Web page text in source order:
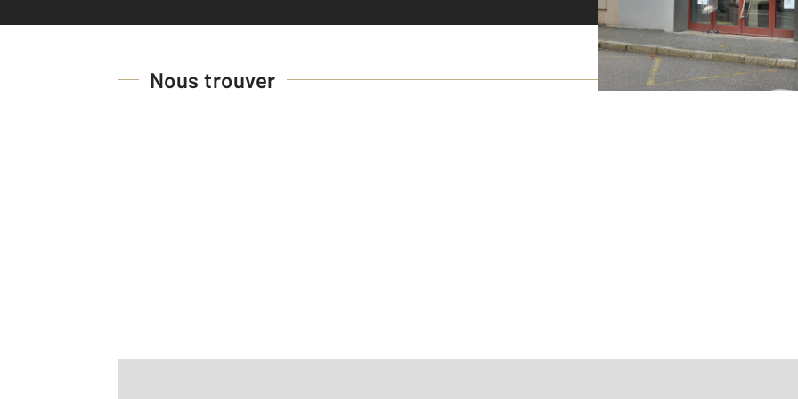
Nous trouver